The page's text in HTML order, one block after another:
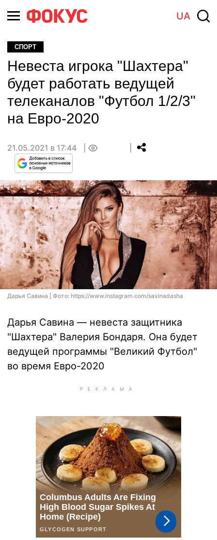
UA
СПОРТ
Невеста игрока "Шахтера"
будет работать ведущей
телеканалов "Футбол 1/2/3"
на Евро-2020
21.05.2021 в 17:44
Дарья Савина | Фото: https://www.instagram.com/savinadasha
Дарья Савина — невеста защитника
"Шахтера" Валерия Бондаря. Она будет
ведущей программы "Великий Футбол"
во время Евро-2020